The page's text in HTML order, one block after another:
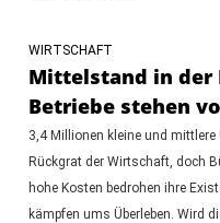
WIRTSCHAFT
Mittelstand in der
Betriebe stehen
3,4 Millionen kleine und
Rückgrat der Wirtschaft, doch
hohe Kosten bedrohen ihre
kämpfen ums Überleben. Wird